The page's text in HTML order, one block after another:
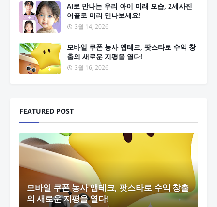
AI로 만나는 우리 아이 미래 모습, 2세사진
어플로 미리 만나보세요!
3월 14, 2026
모바일 쿠폰 농사 앱테크, 팟스타로 수익 창
출의 새로운 지평을 열다!
3월 16, 2026
FEATURED POST
모바일 쿠폰 농사 앱테크, 팟스타로 수익 창출
의 새로운 지평을 열다!